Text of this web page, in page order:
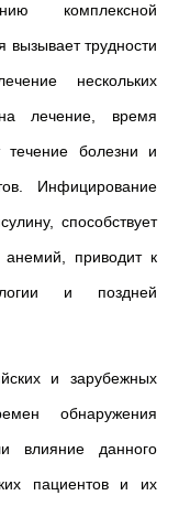
комплексной
вызывает трудности
нескольких
лечение, время
течение болезни и
Инфицирование
способствует
анемий, приводит к
и поздней
и зарубежных
обнаружения
влияние данного
пациентов и их